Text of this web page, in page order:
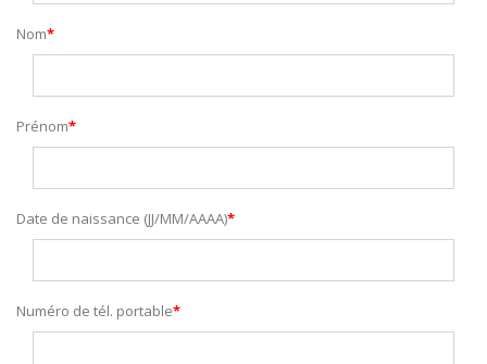
Nom
Prénom
Date de naissance (JJ/MM/AAAA)
Numéro de tél. portable